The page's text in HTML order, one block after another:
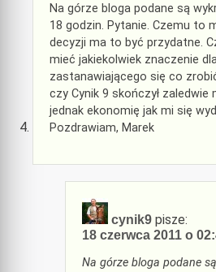
Na górze bloga podane są
18 godzin. Pytanie. Czemu to
decyzji ma to być przydatne.
mieć jakiekolwiek znaczenie
zastanawiającego się co
czy Cynik 9 skończył
jednak ekonomię jak mi się
Pozdrawiam, Marek
cynik9 pisze:
18 czerwca 2011 o
Na górze bloga podane